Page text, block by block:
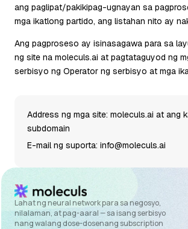
ang paglipat/pakikipag-ugnayan sa
mga ikatlong partido, ang listahan nito ay
Ang pagproseso ay isinasagawa para sa
ng site na moleculs.ai at pagtataguyod ng
serbisyo ng Operator ng serbisyo at mga
Address ng mga site: moleculs.ai at ang
subdomain
E-mail ng suporta: info@moleculs.ai
Lahat ng neural network para sa negosyo,
nilalaman, at pag-aaral — sa isang serbisyo
nang walang dose-dosenang subscription